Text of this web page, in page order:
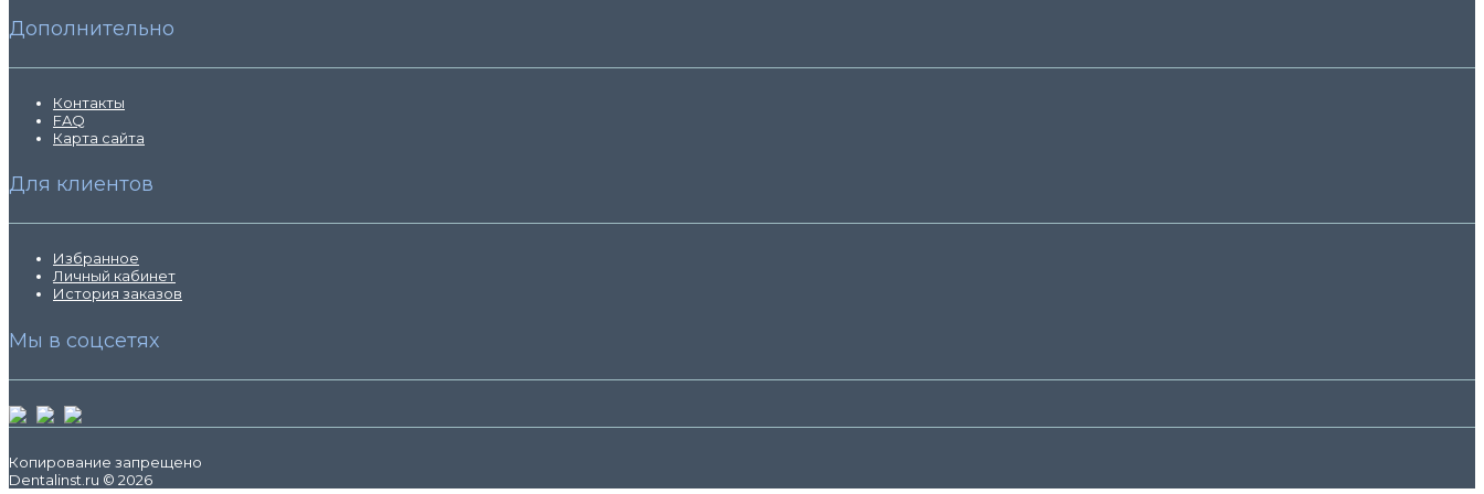
Дополнительно
Контакты
FAQ
Карта сайта
Для клиентов
Избранное
Личный кабинет
История заказов
Мы в соцсетях
Копирование запрещено
Dentalinst.ru © 2026